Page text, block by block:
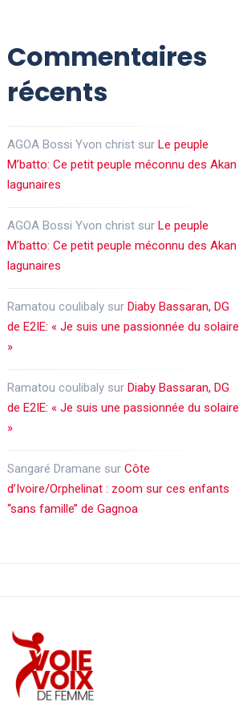
Commentaires
récents
AGOA Bossi Yvon christ sur Le peuple
M’batto: Ce petit peuple méconnu des Akan
lagunaires
AGOA Bossi Yvon christ sur Le peuple
M’batto: Ce petit peuple méconnu des Akan
lagunaires
Ramatou coulibaly sur Diaby Bassaran, DG
de E2IE: « Je suis une passionnée du solaire
»
Ramatou coulibaly sur Diaby Bassaran, DG
de E2IE: « Je suis une passionnée du solaire
»
Sangaré Dramane sur Côte
d’Ivoire/Orphelinat : zoom sur ces enfants
‘‘sans famille’’ de Gagnoa